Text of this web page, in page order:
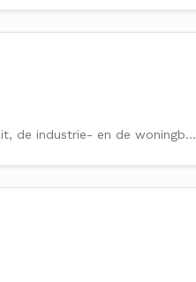
de industrie- en de woningb…